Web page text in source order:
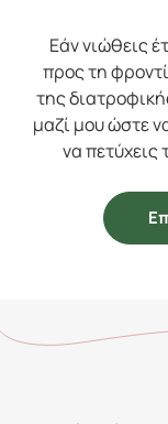
Εάν νιώθεις
προς τη
της
μαζί μου ώστε
να πετύχεις